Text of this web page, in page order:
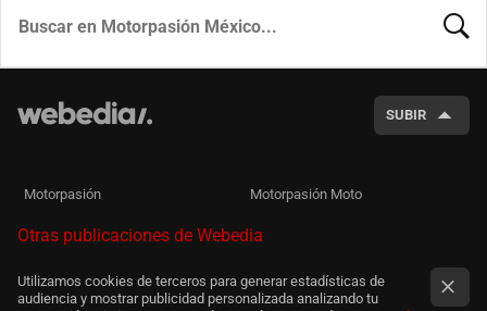
SUBIR
Motorpasión Motorpasión Moto
Otras publicaciones de Webedia
Utilizamos cookies de terceros para generar estadísticas de
audiencia y mostrar publicidad personalizada analizando tu